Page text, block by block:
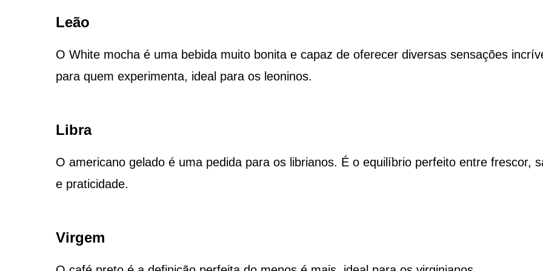
Leão
O White mocha é uma bebida muito bonita e capaz de oferecer diversas sensações
para quem experimenta, ideal para os leoninos.
Libra
O americano gelado é uma pedida para os librianos. É o equilíbrio perfeito entre frescor,
e praticidade.
Virgem